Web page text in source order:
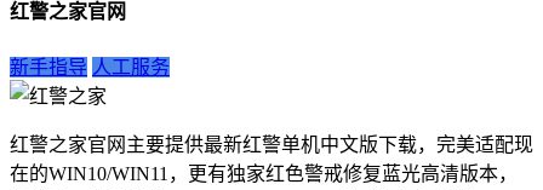
红警之家官网
新手指导 人工服务
红警之家官网主要提供最新红警单机中文版下载，完美适配现
在的WIN10/WIN11，更有独家红色警戒修复蓝光高清版本，